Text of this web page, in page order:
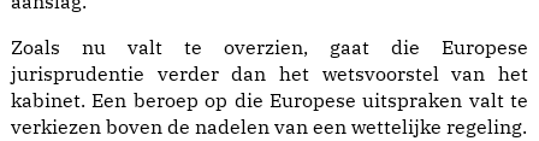
Zoals nu valt te overzien, gaat die Europese
jurisprudentie verder dan het wetsvoorstel van het
kabinet. Een beroep op die Europese uitspraken valt te
verkiezen boven de nadelen van een wettelijke regeling.